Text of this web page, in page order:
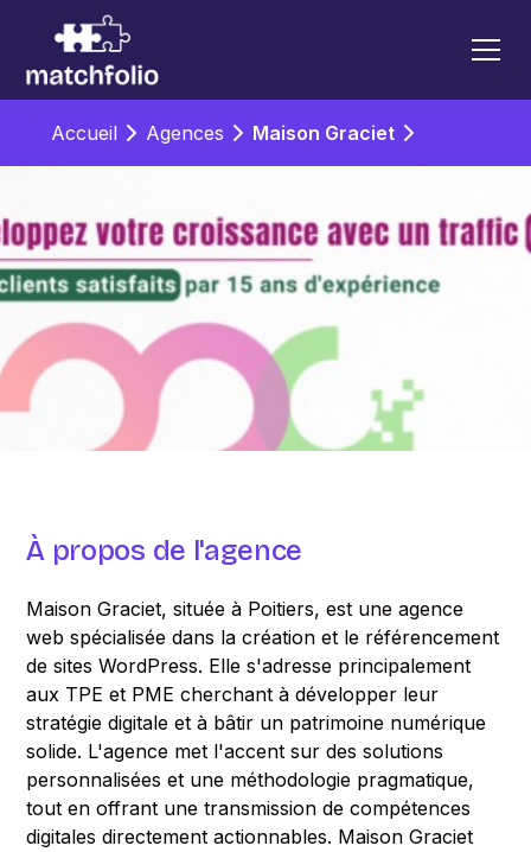
Accueil Agences Maison Graciet
À propos de l'agence
Maison Graciet, située à Poitiers, est une agence
web spécialisée dans la création et le référencement
de sites WordPress. Elle s'adresse principalement
aux TPE et PME cherchant à développer leur
stratégie digitale et à bâtir un patrimoine numérique
solide. L'agence met l'accent sur des solutions
personnalisées et une méthodologie pragmatique,
tout en offrant une transmission de compétences
digitales directement actionnables. Maison Graciet